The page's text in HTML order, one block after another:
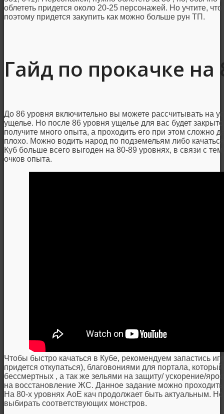
облететь придется около 20-25 персонажей. Но учтите,
поэтому придется закупить как можно больше рун ТП.
Гайд по прокачке на
До 86 уровня включительно вы можете рассчитывать на
ущелье. Но после 86 уровня ущелье для вас будет
получите много опыта, а проходить его при этом сложно
плохо. Можно водить народ по подземельям либо
Куб больше всего выгоден на 80-89 уровнях, в связи с
очков опыта.
Чтобы быстро качаться в Кубе, рекомендуем запастись
придется откупаться), благовониями для портала,
бессмертных , а так же зельями на защиту/ ускорение/
на восстановление ЖС. Данное задание можно
На 80-х уровнях АоЕ кач продолжает быть актуальным.
выбирать соответствующих монстров.